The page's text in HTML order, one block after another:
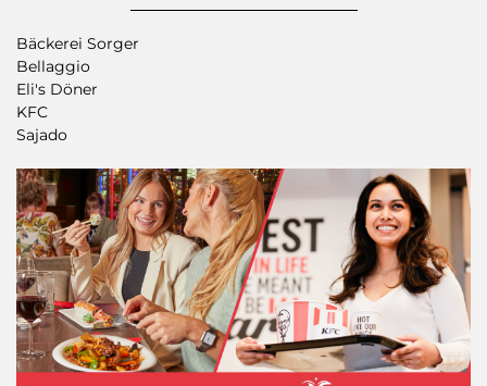
Bäckerei Sorger
Bellaggio
Eli's Döner
KFC
Sajado